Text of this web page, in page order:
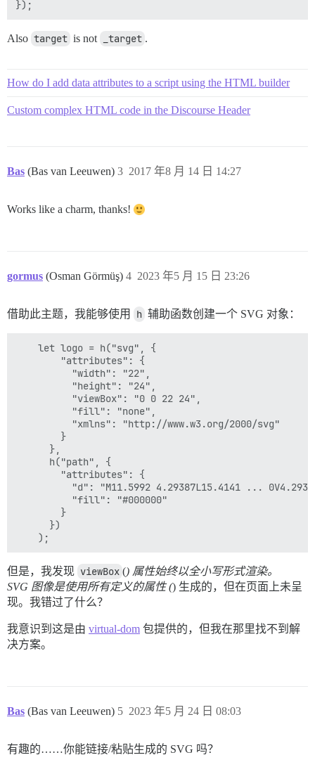
Also target is not _target .
How do I add data attributes to a script using the HTML builder
Custom complex HTML code in the Discourse Header
Bas (Bas van Leeuwen) 2017 年8 月 14 日 14:27
3
Works like a charm, thanks!
gormus (Osman Görmüş) 2023 年5 月 15 日 23:26
4
借助此主题，我能够使用 h 辅助函数创建一个 SVG 对象：
    let logo = h("svg", {
        "attributes": {
          "width": "22",
          "height": "24",
          "viewBox": "0 0 22 24",
          "fill": "none",
          "xmlns": "http://www.w3.org/2000/svg"
        }
      },
      h("path", {
        "attributes": {
"d": "M11.5992 4.29387L15.4141 ...
          "fill": "#000000"
        }
      })
但是，我发现 viewBox () 属性始终以全小写形式渲染。
SVG 图像是使用所有定义的属性 () 生成的，但在页面上未呈
现。我错过了什么？
我意识到这是由 virtual-dom 包提供的，但我在那里找不到解
决方案。
Bas (Bas van Leeuwen) 2023 年5 月 24 日 08:03
5
有趣的……你能链接/粘贴生成的 SVG 吗？